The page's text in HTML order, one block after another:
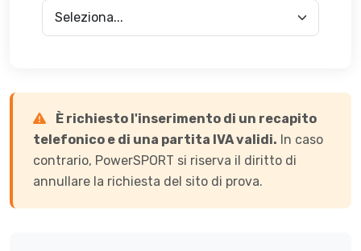
È richiesto l'inserimento di un recapito
telefonico e di una partita IVA validi. In caso
contrario, PowerSPORT si riserva il diritto di
annullare la richiesta del sito di prova.